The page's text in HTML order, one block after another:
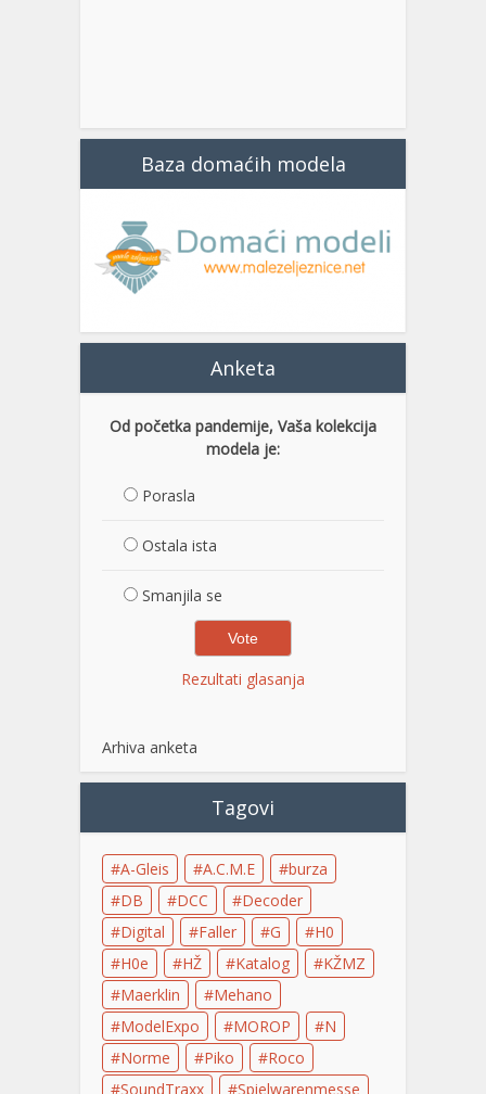
Baza domaćih modela
Anketa
Od početka pandemije, Vaša kolekcija
modela je:
Porasla
Ostala ista
Smanjila se
Rezultati glasanja
Arhiva anketa
Tagovi
A-Gleis A.C.M.E
burza
DB
DCC
Decoder
Digital
Faller G
H0
H0e
HŽ Katalog
KŽMZ
Maerklin
Mehano
ModelExpo
MOROP
N
Norme
Piko
Roco
SoundTraxx
Spielwarenmesse